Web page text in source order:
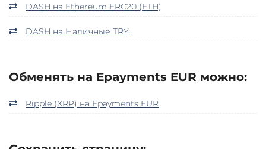
DASH на Ethereum ERC20 (ETH)
DASH на Наличные TRY
Обменять на Epayments EUR можно:
Ripple (XRP) на Epayments EUR